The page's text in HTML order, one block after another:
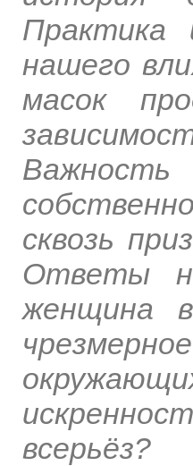
Практика
нашего
масок
сквозь
Ответы
женщина
всерьёз?